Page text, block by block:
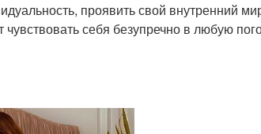
проявить свой внутренний
себя безупречно в любую